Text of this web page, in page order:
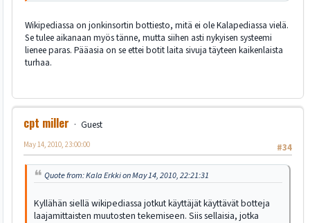
Wikipediassa on jonkinsortin bottiesto, mitä ei ole Kalapediassa vielä.
Se tulee aikanaan myös tänne, mutta siihen asti nykyisen systeemi
lienee paras. Pääasia on se ettei botit laita sivuja täyteen kaikenlaista
turhaa.
cpt miller
Guest
#34
May 14, 2010, 23:00:00
Quote from: Kala Erkki on May 14, 2010, 22:21:31
Kyllähän siellä wikipediassa jotkut käyttäjät käyttävät botteja
laajamittaisten muutosten tekemiseen. Siis sellaisia, jotka